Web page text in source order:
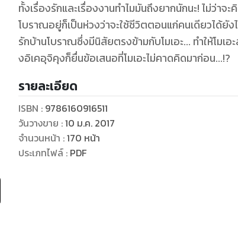
ทั้งเรื่องรักและเรื่องงานทำไมมันถึงยากนักนะ! ไม่ว่า
โบราณอยู่ก็เป็นห่วงว่าจะใช้ชีวิตตอนแก่คนเดียวได้ยั
รักบ้านโบราณซึ่งมีนิสัยตรงข้ามกับโมเอะ... ทำให้โมเ
งอิเคอุจิคุงก็ยื่นข้อเสนอที่โมเอะไม่คาดคิดมาก่อน...!?
รายละเอียด
ISBN : 9786160916511
วันวางขาย :10 ม.ค. 2017
จำนวนหน้า :170 หน้า
ประเภทไฟล์: PDF